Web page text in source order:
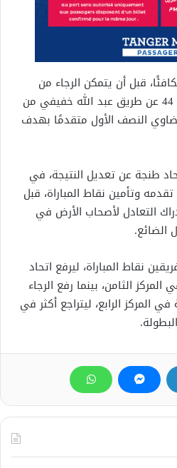
قبل أن يتمكن الرجاء من
افتتاح التسجيل في الدقيقة 44 عن طريق عبد الله خفيفي من
النصف الأول متقدمًا بهدف
طنجة عن تعديل النتيجة، في
وتأمين نقاط المباراة، قبل
التعادل لأصحاب الأرض في
الضائع.
نقاط المباراة، ليرفع اتحاد
36 نقطة في المركز الثامن، بينما رفع الرجاء
إلى 50 نقطة في المركز الرابع، ليتراجع أكثر في